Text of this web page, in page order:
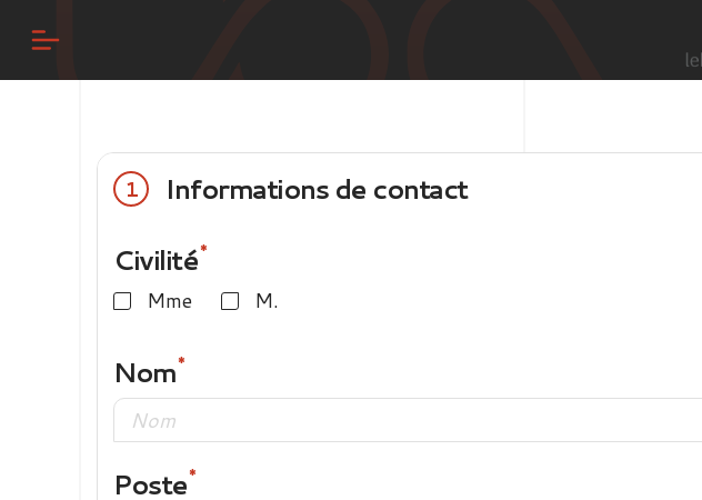
1
Informations de contact
Civilité
Mme M.
Nom
Poste